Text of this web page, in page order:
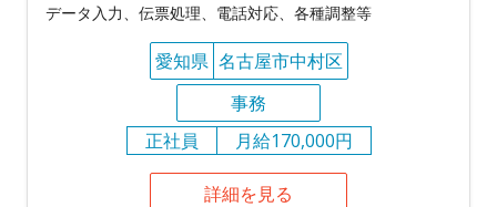
データ入力、伝票処理、電話対応、各種調整等
愛知県 名古屋市中村区
事務
正社員
月給170,000円
詳細を見る